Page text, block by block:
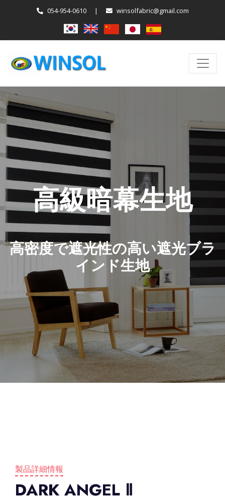
054-954-0610 | winsolfabric@gmail.com
高級暗幕生地
高密度で遮光性の高い遮光ブラ
インド生地
製品詳細情報
DARK ANGEL Ⅱ